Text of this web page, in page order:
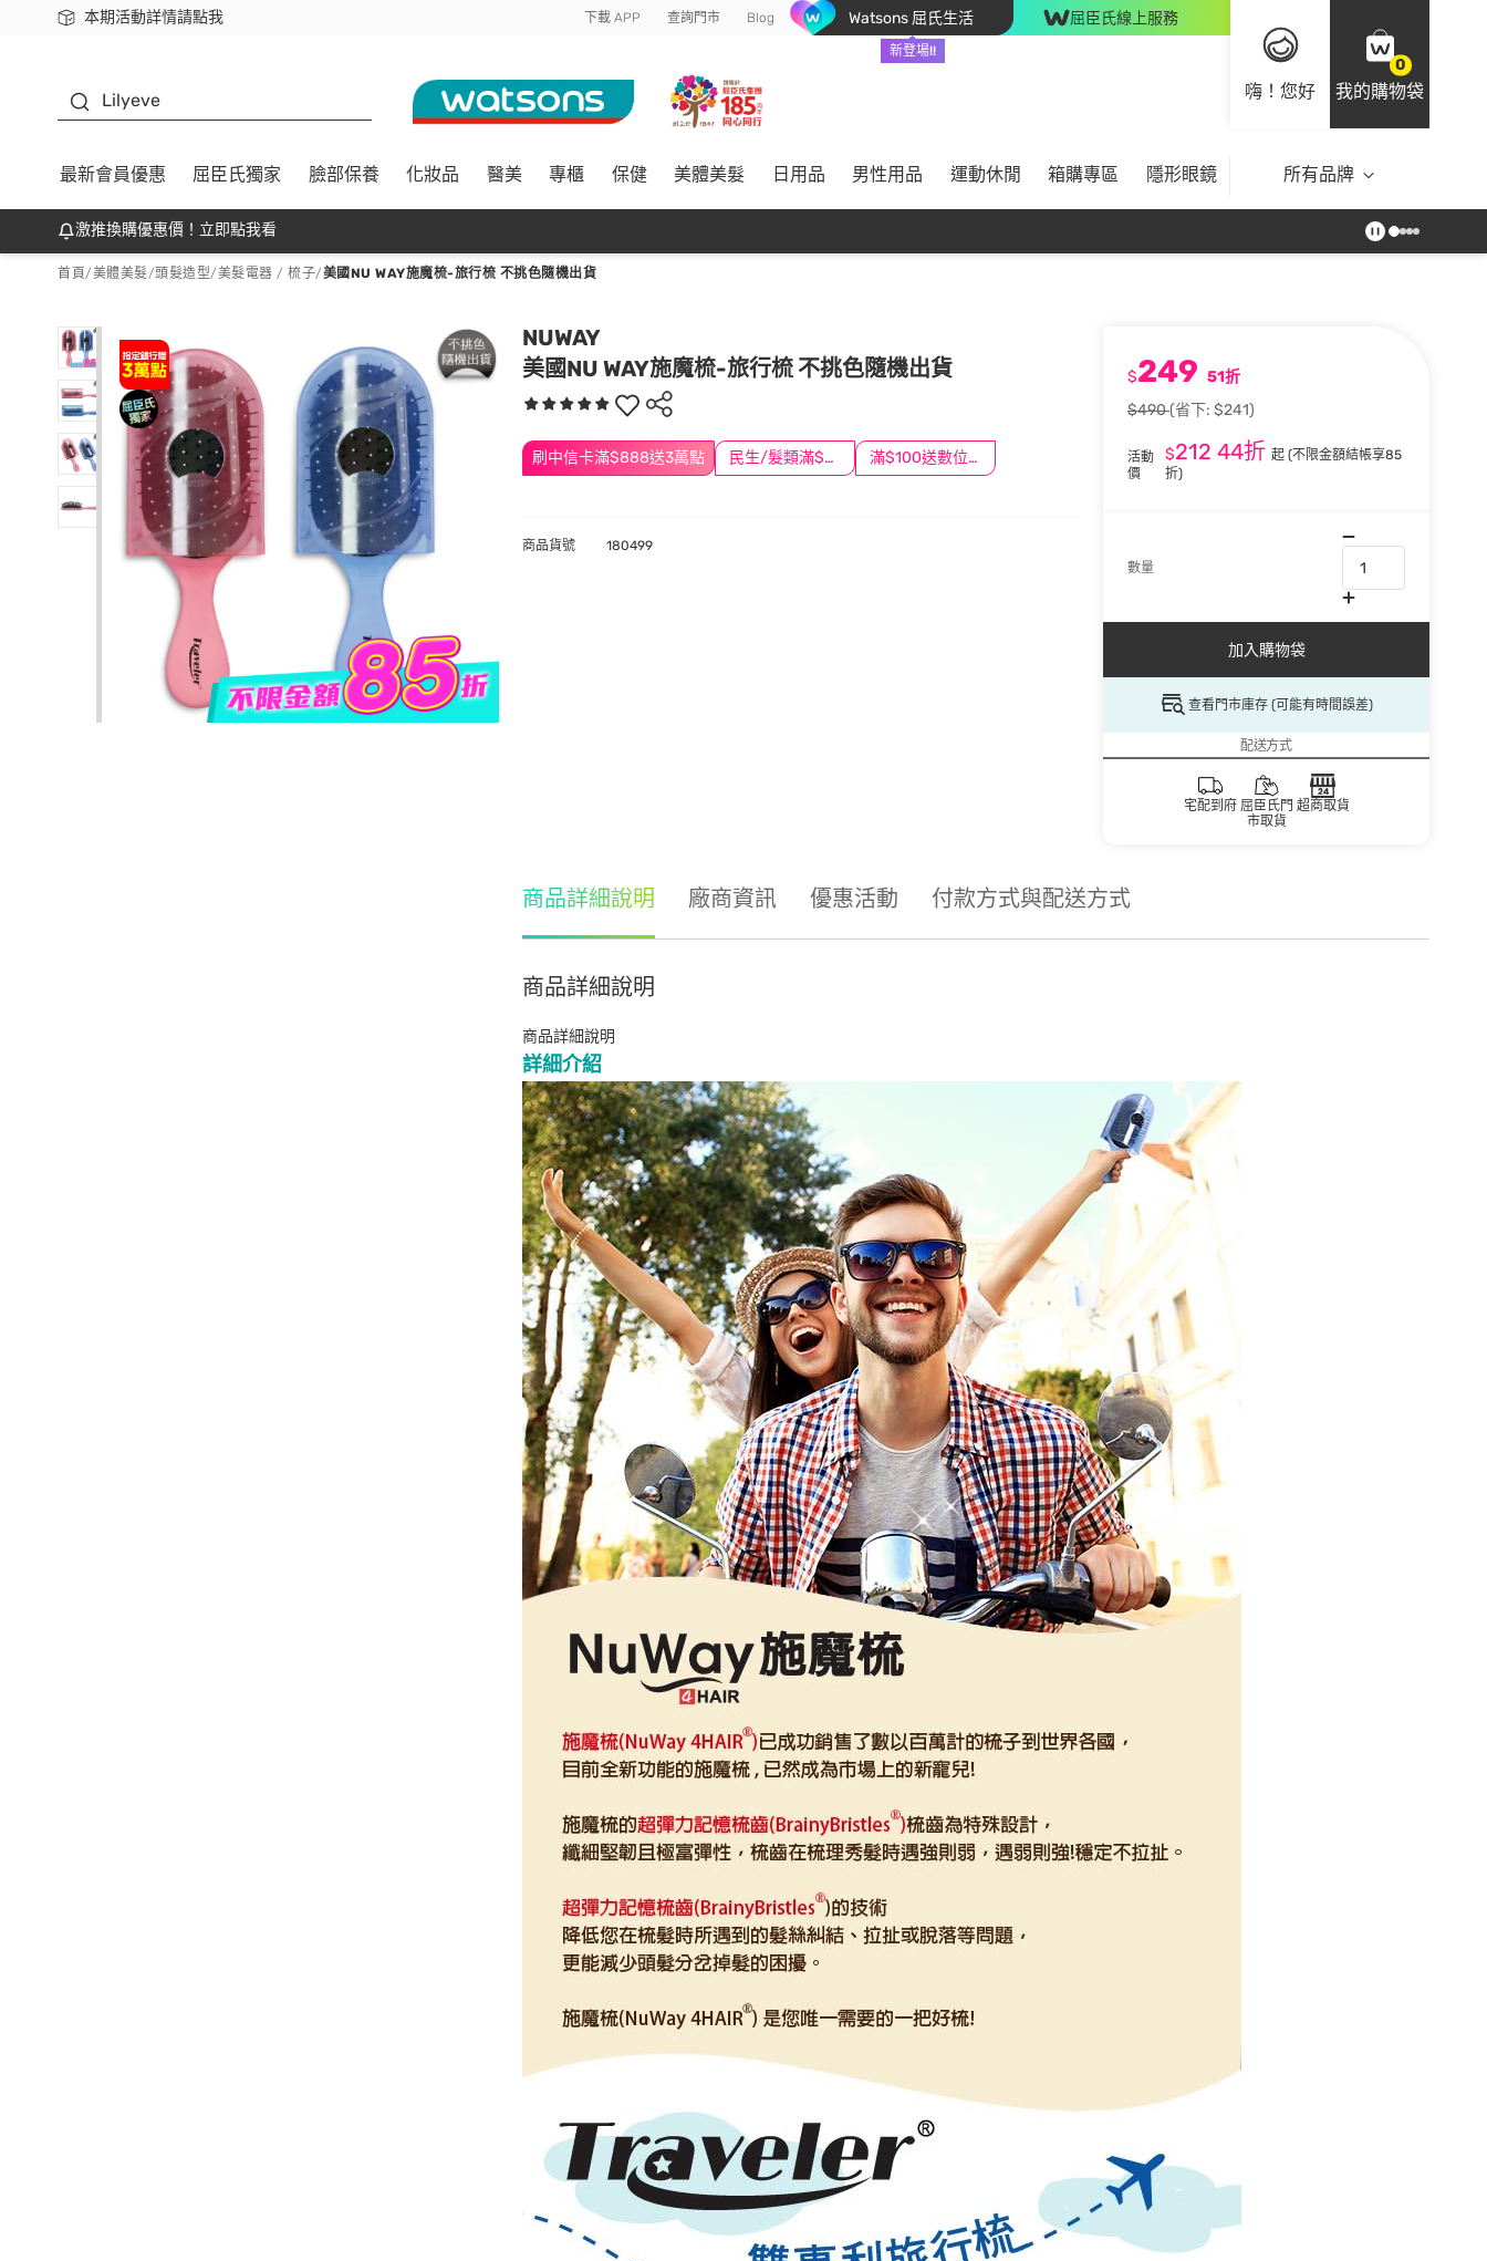
本期活動詳情請點我
下載app最高回饋$350 下載 APP 查詢門市 Blog Watsons 屈氏生活
新登場!!
屈臣氏線上服務
嗨！您好
0
我的購物袋
Lilyeve
最新會員優惠 屈臣氏獨家 臉部保養 化妝品 醫美 專櫃 保健 美體美髮 日用品 男性用品 運動休閒 箱購專區 隱形眼鏡 所有品牌
激推換購優惠價！立即點我看
首頁/美體美髮/頭髮造型/美髮電器 / 梳子/美國NU WAY施魔梳-旅行梳 不挑色隨機出貨
NUWAY
美國NU WAY施魔梳-旅行梳 不挑色隨機出貨
刷中信卡滿$888送3萬點 民生/髮類滿$388送舒潔冰巾 滿$100送數位印花
$249 51折
$490(省下: $241)
活動
價
$212 44折 起 (不限金額結帳享85
折)
數量
加入購物袋
查看門市庫存 (可能有時間誤差)
配送方式
宅配到府 屈臣氏門
市取貨
超商取貨
商品貨號 180499
商品詳細說明 廠商資訊 優惠活動 付款方式與配送方式
商品詳細說明
商品詳細說明
詳細介紹